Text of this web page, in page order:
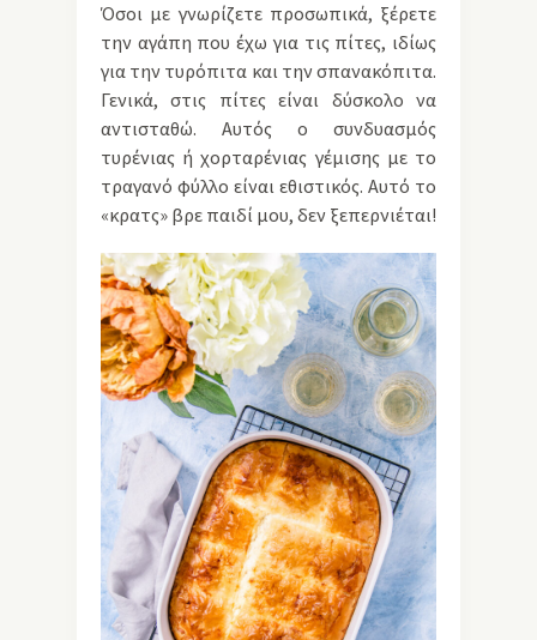
Όσοι με γνωρίζετε προσωπικά, ξέρετε
την αγάπη που έχω για τις πίτες, ιδίως
για την τυρόπιτα και την σπανακόπιτα.
Γενικά, στις πίτες είναι δύσκολο να
αντισταθώ. Αυτός ο συνδυασμός
τυρένιας ή χορταρένιας γέμισης με το
τραγανό φύλλο είναι εθιστικός. Αυτό το
«κρατς» βρε παιδί μου, δεν ξεπερνιέται!